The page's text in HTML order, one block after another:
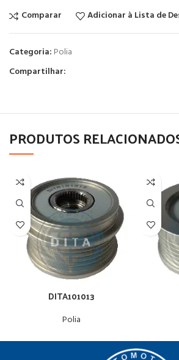
Comparar
Adicionar à Lista de
Categoria: Polia
Compartilhar:
PRODUTOS
DITA101013
Polia